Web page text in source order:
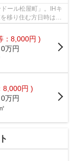
ール松屋町」。IHキ
移り住む方日時は私
：8,000円 )
0万円
8,000円 )
0万円